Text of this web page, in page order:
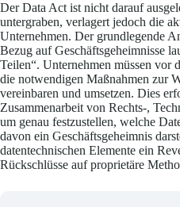
Der Data Act ist nicht darauf
untergraben, verlagert jedoch die
Unternehmen. Der grundlegende
Bezug auf Geschäftsgeheimnisse
Teilen“. Unternehmen müssen vor
die notwendigen Maßnahmen zur
vereinbaren und umsetzen. Dies
Zusammenarbeit von Rechts-,
um genau festzustellen, welche
davon ein Geschäftsgeheimnis
datentechnischen Elemente ein
Rückschlüsse auf proprietäre